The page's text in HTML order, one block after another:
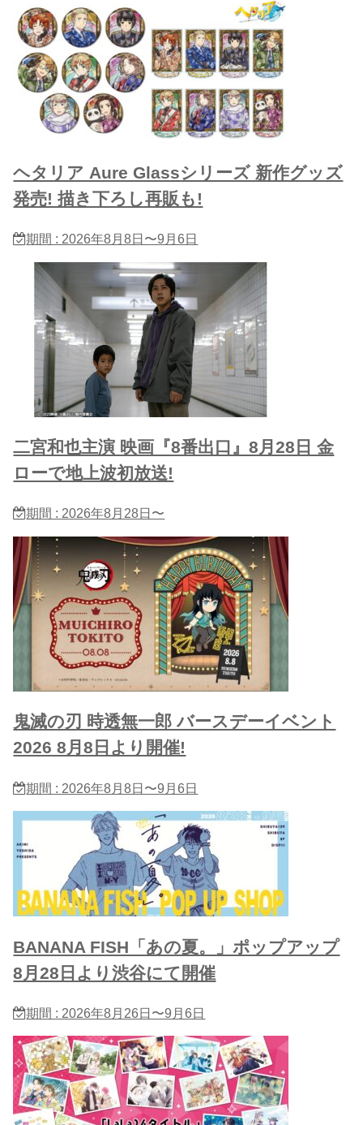
ヘタリア Aure Glassシリーズ 新作グッズ
発売! 描き下ろし再販も!
期間 : 2026年8月8日〜9月6日
二宮和也主演 映画『8番出口』8月28日 金
ローで地上波初放送!
期間 : 2026年8月28日〜
鬼滅の刃 時透無一郎 バースデーイベント
2026 8月8日より開催!
期間 : 2026年8月8日〜9月6日
BANANA FISH「あの夏。」ポップアップ
8月28日より渋谷にて開催
期間 : 2026年8月26日〜9月6日